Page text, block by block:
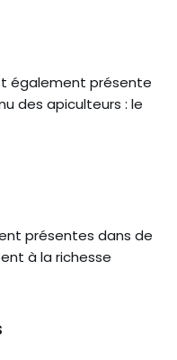
également présente
des apiculteurs : le
présentes dans de
à la richesse